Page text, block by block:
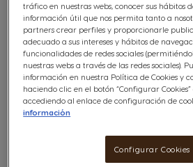
GUSTO® 96
Cremoso & equilibrado
(93)
Cápsulas:x96
Gusto®, el clásico y delicioso café
tráfico en nuestras webs, conocer sus hábitos
información útil que nos permita tanto a
partners crear perfiles y proporcionarle
adecuado a sus intereses y hábitos de
funcionalidades de redes sociales
nuestras webs a través de las redes sociales).
información en nuestra Política de Cookies y
haciendo clic en el botón “Configurar
accediendo al enlace de configuración de
información
Configurar Cookies